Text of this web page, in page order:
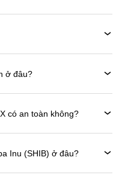
ở đâu?
có an toàn không?
Inu (SHIB) ở đâu?